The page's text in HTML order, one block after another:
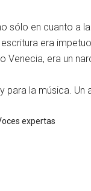
sólo en cuanto a
era
Venecia, era un
para la música.
expertas